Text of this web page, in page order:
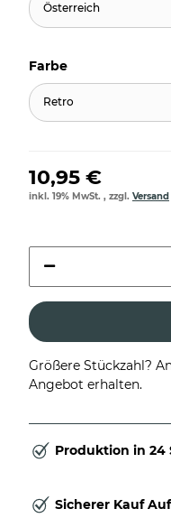
Österreich
Farbe
Retro
10,95 €
inkl. 19% MwSt. , zzgl. Versand
Größere Stückzahl?
Angebot erhalten.
Produktion in 24
Sicherer Kauf